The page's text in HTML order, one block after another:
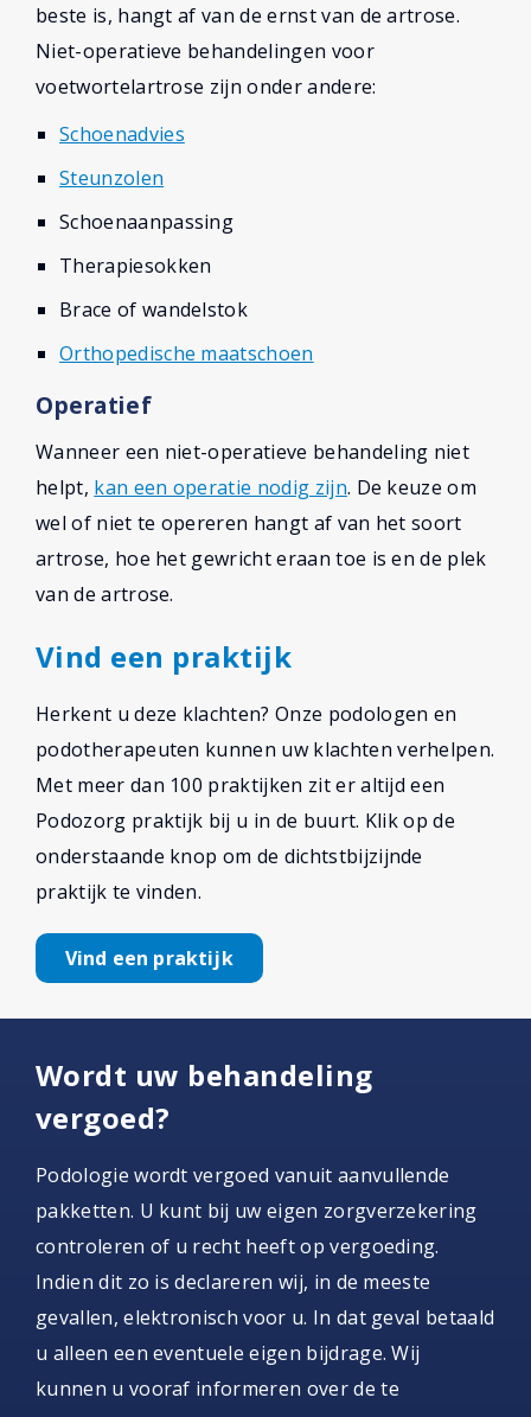
beste is, hangt af van de ernst van de artrose.
Niet-operatieve behandelingen voor
voetwortelartrose zijn onder andere:
Schoenadvies
Steunzolen
Schoenaanpassing
Therapiesokken
Brace of wandelstok
Orthopedische maatschoen
Operatief
Wanneer een niet-operatieve behandeling niet
helpt, kan een operatie nodig zijn. De keuze om
wel of niet te opereren hangt af van het soort
artrose, hoe het gewricht eraan toe is en de plek
van de artrose.
Vind een praktijk
Herkent u deze klachten? Onze podologen en
podotherapeuten kunnen uw klachten verhelpen.
Met meer dan 100 praktijken zit er altijd een
Podozorg praktijk bij u in de buurt. Klik op de
onderstaande knop om de dichtstbijzijnde
praktijk te vinden.
Vind een praktijk
Wordt uw behandeling
vergoed?
Podologie wordt vergoed vanuit aanvullende
pakketten. U kunt bij uw eigen zorgverzekering
controleren of u recht heeft op vergoeding.
Indien dit zo is declareren wij, in de meeste
gevallen, elektronisch voor u. In dat geval betaald
u alleen een eventuele eigen bijdrage. Wij
kunnen u vooraf informeren over de te